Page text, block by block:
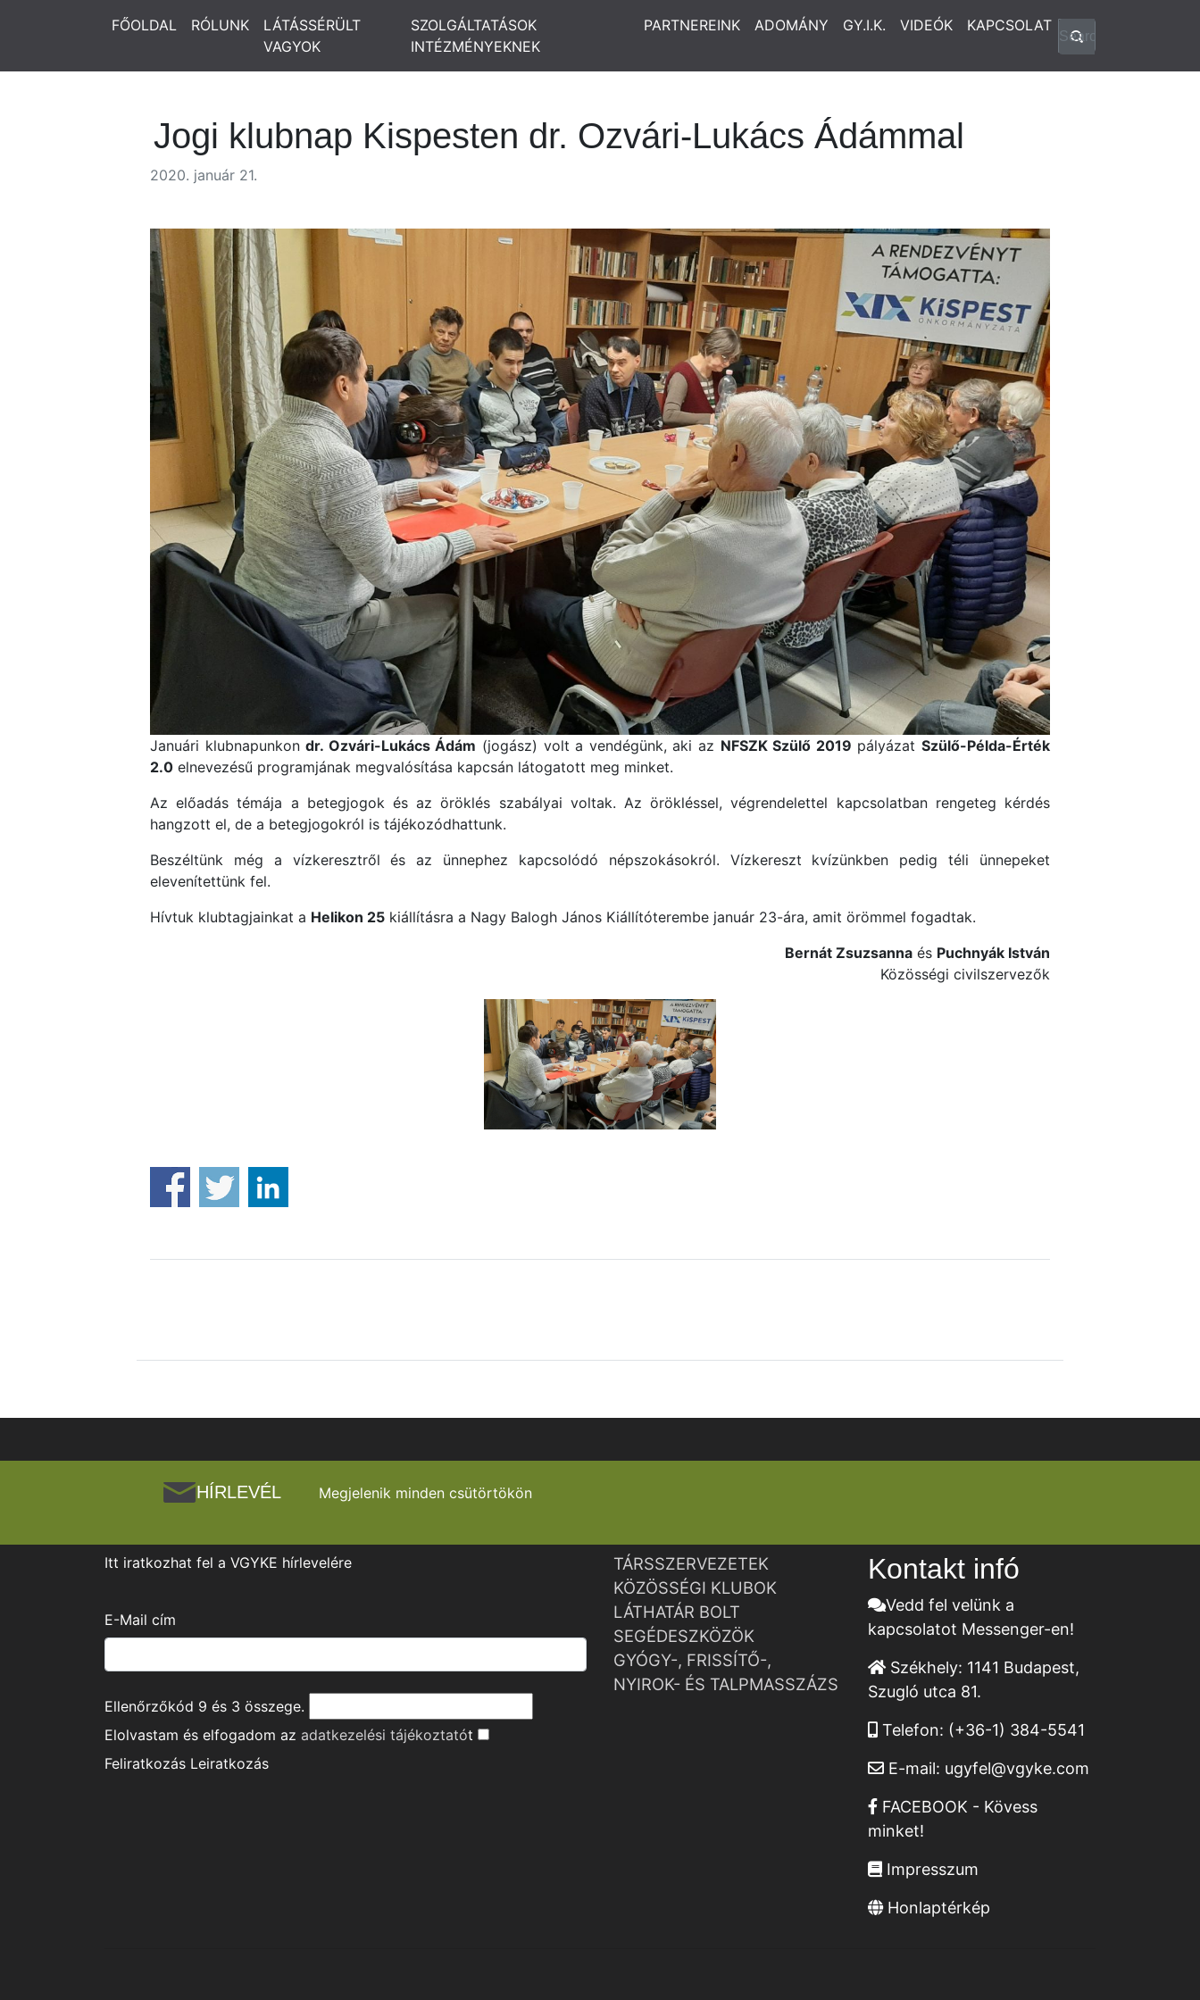
FŐOLDAL RÓLUNK
LÁTÁSSÉRÜLT
VAGYOK
SZOLGÁLTATÁSOK
INTÉZMÉNYEKNEK
PARTNEREINK ADOMÁNY GY.I.K. VIDEÓK KAPCSOLAT
Jogi klubnap Kispesten dr. Ozvári-Lukács Ádámmal
2020. január 21.
Januári klubnapunkondr. Ozvári-Lukács Ádám (jogász) volt a vendégünk, aki az NFSZK Szülő 2019 pályázatSzülő-Példa-Érték
2.0 elnevezésű programjának megvalósítása kapcsán látogatott meg minket.
Az előadás témája a betegjogok és az öröklés szabályai voltak. Az örökléssel, végrendelettel kapcsolatban rengeteg kérdés
hangzott el, de a betegjogokról is tájékozódhattunk.
Beszéltünk még a vízkeresztről és az ünnephez kapcsolódó népszokásokról. Vízkereszt kvízünkben pedig téli ünnepeket
elevenítettünk fel.
Hívtuk klubtagjainkat a Helikon 25 kiállításra a Nagy Balogh János Kiállítóterembe január 23-ára, amit örömmel fogadtak.
Bernát Zsuzsanna és Puchnyák István
Közösségi civilszervezők
HÍRLEVÉL Megjelenik minden csütörtökön
Itt iratkozhat fel a VGYKE hírlevelére
E-Mail cím
Ellenőrzőkód 9 és 3 összege.
Elolvastam és elfogadom az adatkezelési tájékoztatót
Feliratkozás Leiratkozás
TÁRSSZERVEZETEK
KÖZÖSSÉGI KLUBOK
LÁTHATÁR BOLT
SEGÉDESZKÖZÖK
GYÓGY-, FRISSÍTŐ-,
NYIROK- ÉS TALPMASSZÁZS
Kontakt infó
Vedd fel velünk a
kapcsolatot Messenger-en!
Székhely: 1141 Budapest,
Szugló utca 81.
Telefon: (+36-1) 384-5541
E-mail: ugyfel@vgyke.com
FACEBOOK - Kövess
minket!
Impresszum
Honlaptérkép